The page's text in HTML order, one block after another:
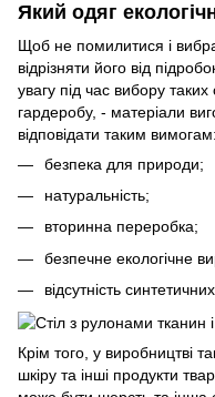
Який одяг
Щоб не помилитися і
відрізняти його від
увагу під час вибору
гардеробу, - матеріали
відповідати таким вимогам:
безпека для природи;
натуральність;
вторинна переробка;
безпечне екологічне
відсутність
Крім того, у виробництві
шкіру та інші продукти